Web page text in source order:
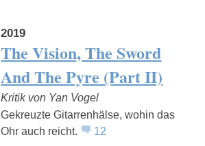
2019
The Vision, The Sword
And The Pyre (Part II)
Kritik von Yan Vogel
Gekreuzte Gitarrenhälse, wohin das
Ohr auch reicht.
12